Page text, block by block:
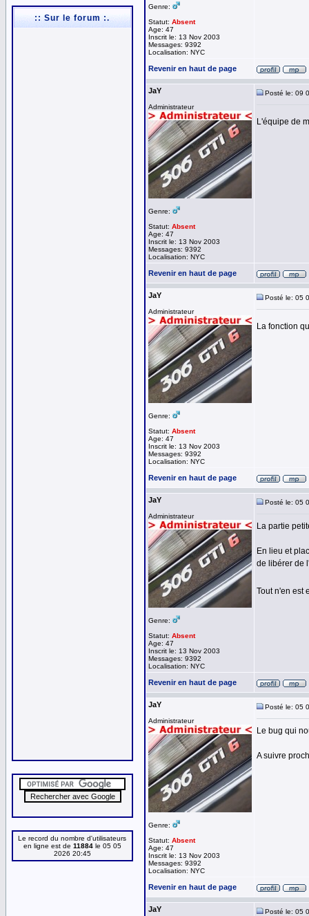
:: Sur le forum :.
Le record du nombre d'utilisateurs
en ligne est de 11884 le 05 05
2026 20:45
Genre:
Statut: Absent
Age: 47
Inscrit le: 13 Nov 2003
Messages: 9392
Localisation: NYC
Revenir en haut de page
JaY
Administrateur
Genre:
Statut: Absent
Age: 47
Inscrit le: 13 Nov 2003
Messages: 9392
Localisation: NYC
Posté le: 09
L'équipe de
Revenir en haut de page
JaY
Administrateur
Genre:
Statut: Absent
Age: 47
Inscrit le: 13 Nov 2003
Messages: 9392
Localisation: NYC
Posté le: 05
La fonction
Revenir en haut de page
JaY
Administrateur
Genre:
Statut: Absent
Age: 47
Inscrit le: 13 Nov 2003
Messages: 9392
Localisation: NYC
Posté le: 05
La partie
En lieu et
de libérer de
Tout n'en est
Revenir en haut de page
JaY
Administrateur
Genre:
Statut: Absent
Age: 47
Inscrit le: 13 Nov 2003
Messages: 9392
Localisation: NYC
Posté le: 05
Le bug qui
A suivre
Revenir en haut de page
JaY Posté le: 05